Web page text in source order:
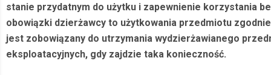
stanie przydatnym do użytku i zapewnienie korzystania
obowiązki dzierżawcy to użytkowania przedmiotu
jest zobowiązany do utrzymania wydzierżawianego
eksploatacyjnych, gdy zajdzie taka konieczność.